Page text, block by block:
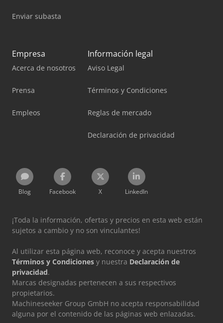
Enviar subasta
Empresa
Acerca de nosotros
Prensa
Empleos
Información legal
Aviso Legal
Términos y Condiciones
Reglas de mercado
Declaración de privacidad
Blog Facebook X LinkedIn
¡Toda la información, ofertas y precios en esta web están
sujetos a cambio y no son vinculantes!
Al utilizar esta página web, reconoce y acepta nuestros
Términos y Condiciones y nuestra Declaración de
privacidad.
Marcas designadas pertenecen a sus respectivos
propietarios.
Machineseeker Group GmbH no acepta responsabilidad
alguna por el contenido de las páginas web enlazadas.